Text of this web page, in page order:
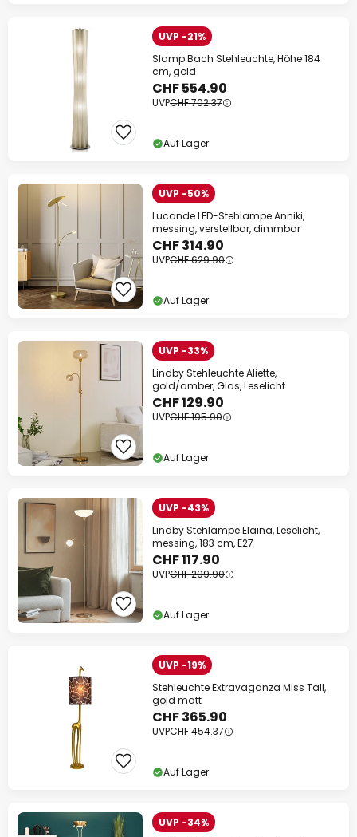
UVP -21%
Slamp Bach Stehleuchte, Höhe 184
cm, gold
CHF 554.90
UVPCHF 702.37
Auf Lager
UVP -50%
Lucande LED-Stehlampe Anniki,
messing, verstellbar, dimmbar
CHF 314.90
UVPCHF 629.90
Auf Lager
UVP -33%
Lindby Stehleuchte Aliette,
gold/amber, Glas, Leselicht
CHF 129.90
UVPCHF 195.90
Auf Lager
UVP -43%
Lindby Stehlampe Elaina, Leselicht,
messing, 183 cm, E27
CHF 117.90
UVPCHF 209.90
Auf Lager
UVP -19%
Stehleuchte Extravaganza Miss Tall,
gold matt
CHF 365.90
UVPCHF 454.37
Auf Lager
UVP -34%